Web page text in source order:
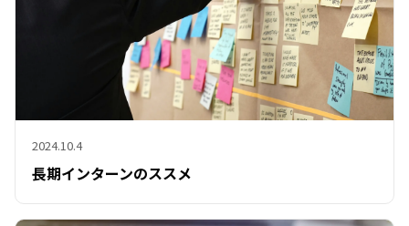
2024.10.4
長期インターンのススメ